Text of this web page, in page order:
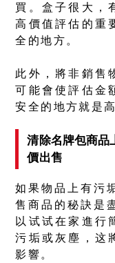
買。盒子很大，
高價值評估的重
全的地方。
此外，將非銷售
可能會使評估金
安全的地方就是
清除名牌包商品
價出售
如果物品上有污
售商品的秘訣是
以试试在家進行
污垢或灰塵，这
影響。